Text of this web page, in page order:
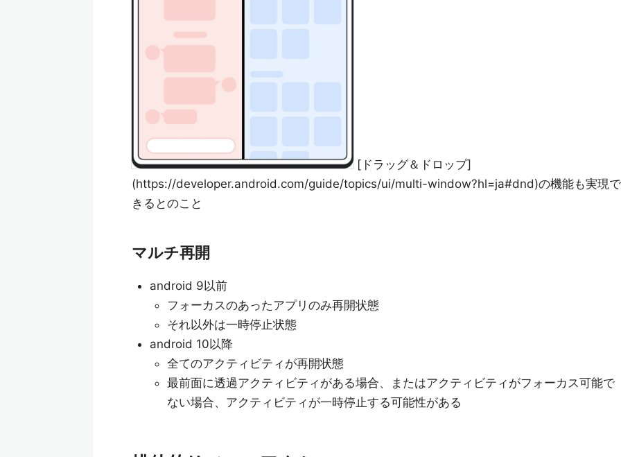
[ドラッグ＆ドロップ]
(https://developer.android.com/guide/topics/ui/multi-window?hl=ja#dnd)の機能も実現で
きるとのこと
マルチ再開
android 9以前
フォーカスのあったアプリのみ再開状態
それ以外は一時停止状態
android 10以降
全てのアクティビティが再開状態
最前面に透過アクティビティがある場合、またはアクティビティがフォーカス可能で
ない場合、アクティビティが一時停止する可能性がある